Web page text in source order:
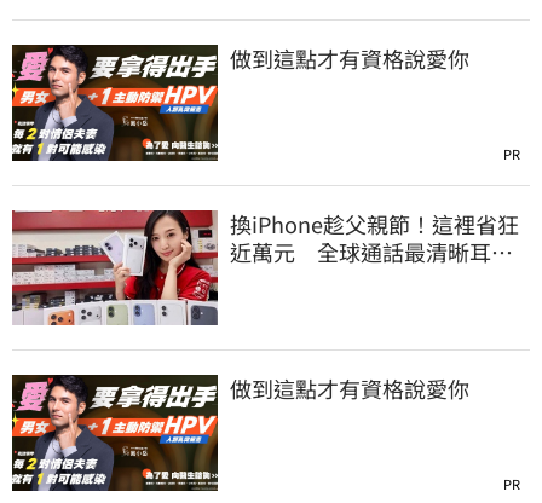
做到這點才有資格說愛你
PR
換iPhone趁父親節！這裡省狂
近萬元 全球通話最清晰耳機
做到這點才有資格說愛你
PR